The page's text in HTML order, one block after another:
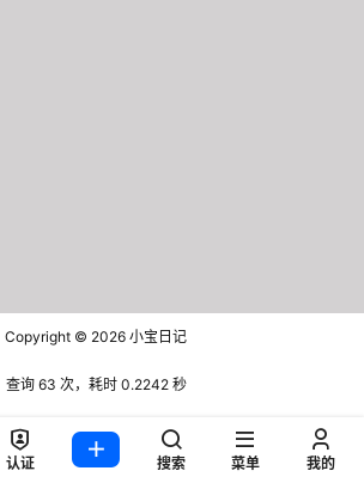
Copyright © 2026 小宝日记
查询 63 次，耗时 0.2242 秒
认证 搜索 菜单 我的